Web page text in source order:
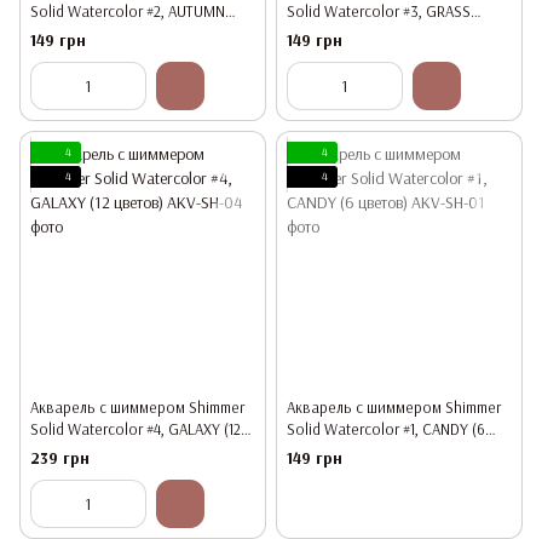
Solid Watercolor #2, AUTUMN
WHISPERS (6 цветов)
149 грн
Solid Watercolor #3, GRASS
GREEN (6 цветов)
149 грн
4
4
Акварель с шиммером Shimmer
Solid Watercolor #4, GALAXY (12
цветов)
239 грн
4
4
Акварель с шиммером Shimmer
Solid Watercolor #1, CANDY (6
цветов)
149 грн